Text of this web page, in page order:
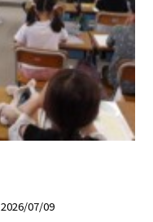
2026/07/09